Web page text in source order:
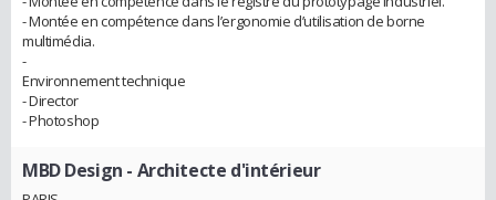
- Montée en compétence dans l’ergonomie d’utilisation de borne
multimédia.
-
Environnement technique
- Director
- Photoshop
MBD Design - Architecte d'intérieur